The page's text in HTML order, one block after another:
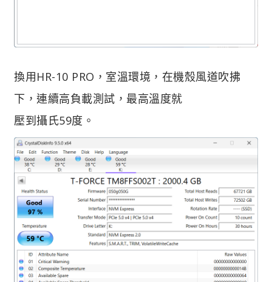
換用HR-10 PRO，室溫環境，在機殼風道吹拂
下，連續高負載測試，最高溫度就
壓到攝氏59度。